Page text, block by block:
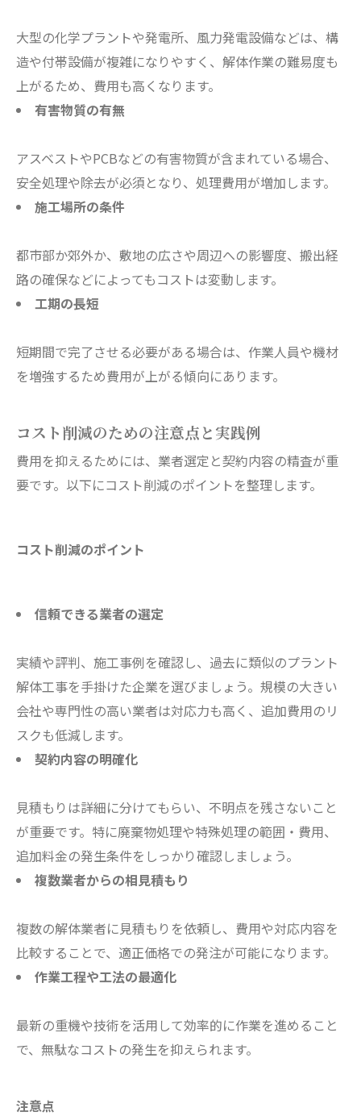
大型の化学プラントや発電所、風力発電設備などは、構
造や付帯設備が複雑になりやすく、解体作業の難易度も
上がるため、費用も高くなります。
有害物質の有無
アスベストやPCBなどの有害物質が含まれている場合、
安全処理や除去が必須となり、処理費用が増加します。
施工場所の条件
都市部か郊外か、敷地の広さや周辺への影響度、搬出経
路の確保などによってもコストは変動します。
工期の長短
短期間で完了させる必要がある場合は、作業人員や機材
を増強するため費用が上がる傾向にあります。
コスト削減のための注意点と実践例
費用を抑えるためには、業者選定と契約内容の精査が重
要です。以下にコスト削減のポイントを整理します。
コスト削減のポイント
信頼できる業者の選定
実績や評判、施工事例を確認し、過去に類似のプラント
解体工事を手掛けた企業を選びましょう。規模の大きい
会社や専門性の高い業者は対応力も高く、追加費用のリ
スクも低減します。
契約内容の明確化
見積もりは詳細に分けてもらい、不明点を残さないこと
が重要です。特に廃棄物処理や特殊処理の範囲・費用、
追加料金の発生条件をしっかり確認しましょう。
複数業者からの相見積もり
複数の解体業者に見積もりを依頼し、費用や対応内容を
比較することで、適正価格での発注が可能になります。
作業工程や工法の最適化
最新の重機や技術を活用して効率的に作業を進めること
で、無駄なコストの発生を抑えられます。
注意点